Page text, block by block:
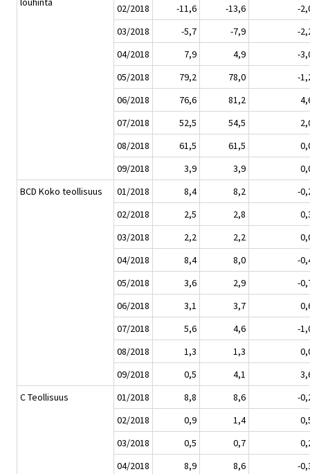
02/2018
-11,6 -13,6
-
03/2018
-5,7 -7,9
-
04/2018
7,9 4,9
-
05/2018
79,2 78,0
-
06/2018
76,6 81,2
07/2018
52,5 54,5
08/2018
61,5 61,5
09/2018
3,9 3,9
BCD Koko teollisuus
01/2018 8,4 8,2
-
02/2018
2,5 2,8
03/2018
2,2 2,2
04/2018
8,4 8,0
-
05/2018
3,6 2,9
-
06/2018
3,1 3,7
07/2018
5,6 4,6
-
08/2018
1,3 1,3
09/2018
0,5 4,1
C Teollisuus
01/2018 8,8 8,6
-
02/2018
0,9 1,4
03/2018
0,5 0,7
04/2018
8,9 8,6
-